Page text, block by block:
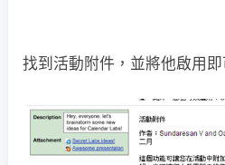
找到活動附件，並將他啟用即